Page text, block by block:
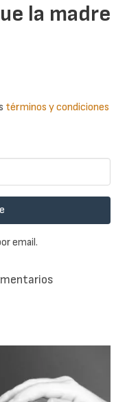
la madre
términos y condiciones
email.